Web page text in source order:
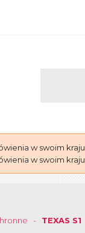
w swoim
w swoim
TEXAS S1